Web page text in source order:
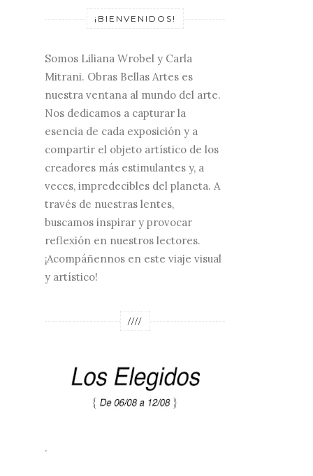
¡BIENVENIDOS!
Somos Liliana Wrobel y Carla
Mitrani. Obras Bellas Artes es
nuestra ventana al mundo del arte.
Nos dedicamos a capturar la
esencia de cada exposición y a
compartir el objeto artístico de los
creadores más estimulantes y, a
veces, impredecibles del planeta. A
través de nuestras lentes,
buscamos inspirar y provocar
reflexión en nuestros lectores.
¡Acompáñennos en este viaje visual
y artístico!
////
.